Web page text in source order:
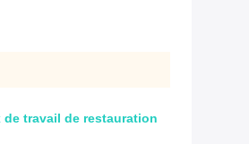
travail de restauration